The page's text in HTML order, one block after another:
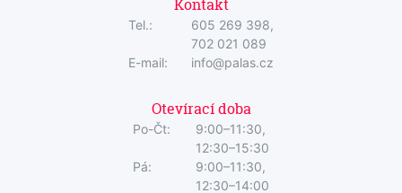
Kontakt
Tel.:
605 269 398,
702 021 089
E-mail:
info@palas.cz
Otevírací doba
Po-Čt:
9:00–11:30,
12:30–15:30
Pá:
9:00–11:30,
12:30–14:00